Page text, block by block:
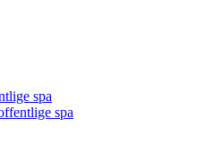
spa
spa